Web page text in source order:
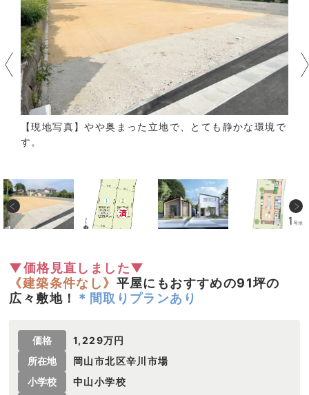
【現地写真】やや奥まった立地で、とても静かな環境で
す。
▼価格見直しました▼
《建築条件なし》 平屋にもおすすめの91坪の
広々敷地！
＊間取りプランあり
価格
1,229万円
所在地
岡山市北区辛川市場
小学校
中山小学校